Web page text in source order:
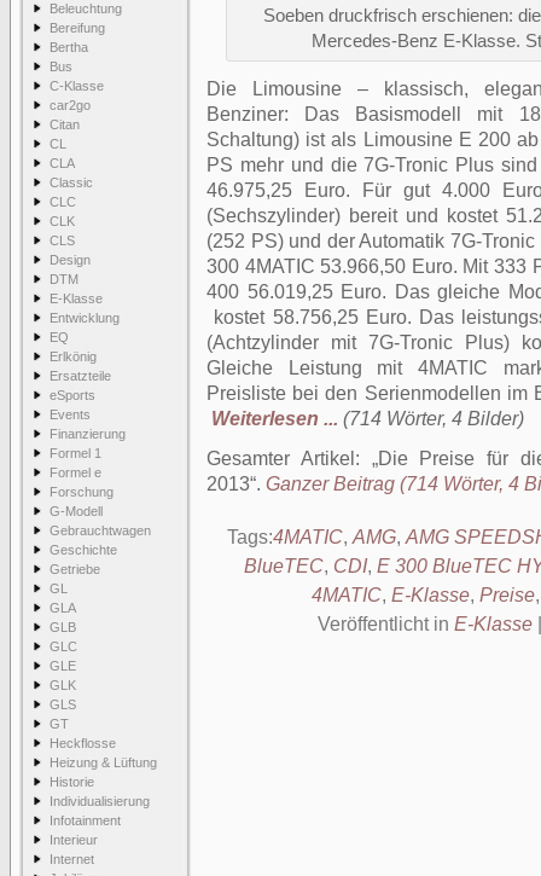
Beleuchtung
Bereifung
Bertha
Bus
C-Klasse
car2go
Citan
CL
CLA
Classic
CLC
CLK
CLS
Design
DTM
E-Klasse
Entwicklung
EQ
Erlkönig
Ersatzteile
eSports
Events
Finanzierung
Formel 1
Formel e
Forschung
G-Modell
Gebrauchtwagen
Geschichte
Getriebe
GL
GLA
GLB
GLC
GLE
GLK
GLS
GT
Heckflosse
Heizung & Lüftung
Historie
Individualisierung
Infotainment
Interieur
Internet
Soeben druckfrisch erschienen:
Mercedes-Benz E-Klasse.
Die Limousine – klassisch,
Benziner: Das Basismodell mit
Schaltung) ist als Limousine E 200
PS mehr und die 7G-Tronic Plus
46.975,25 Euro. Für gut 4.000
(Sechszylinder) bereit und kostet
(252 PS) und der Automatik 7G-
300 4MATIC 53.966,50 Euro. Mit 333
400 56.019,25 Euro. Das gleiche
kostet 58.756,25 Euro. Das
(Achtzylinder mit 7G-Tronic Plus)
Gleiche Leistung mit 4MATIC
Preisliste bei den Serienmodellen im
Weiterlesen ... (714 Wörter, 4 Bilder)
Gesamter Artikel:
Die Preise für
2013 . Ganzer Beitrag (714 Wörter, 4
Tags:4MATIC, AMG, AMG
BlueTEC, CDI, E 300 BlueTEC
4MATIC, E-Klasse, Preise
Veröffentlicht in E-Klasse